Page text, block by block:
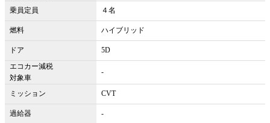
乗員定員 ４名
燃料 ハイブリッド
ドア
5D
エコカー減税
対象車
-
ミッション CVT
過給器 -